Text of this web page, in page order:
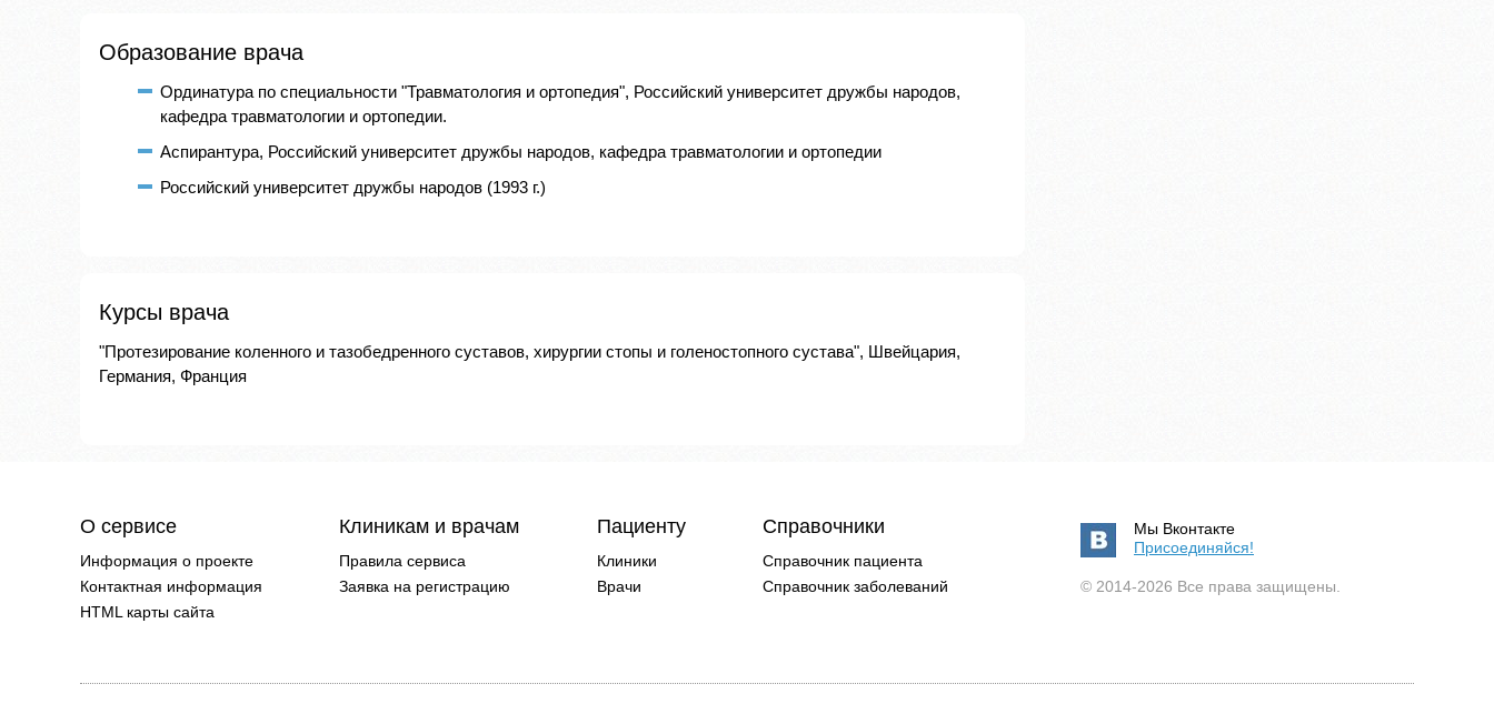
Образование врача
Ординатура по специальности "Травматология и ортопедия", Российский университет дружбы народов,
кафедра травматологии и ортопедии.
Аспирантура, Российский университет дружбы народов, кафедра травматологии и ортопедии
Российский университет дружбы народов (1993 г.)
Курсы врача
"Протезирование коленного и тазобедренного суставов, хирургии стопы и голеностопного сустава", Швейцария,
Германия, Франция
О сервисе
Информация о проекте
Контактная информация
HTML карты сайта
Клиникам и врачам
Правила сервиса
Заявка на регистрацию
Пациенту
Клиники
Врачи
Справочники
Справочник пациента
Справочник заболеваний
Мы Вконтакте
Присоединяйся!
© 2014-2026 Все права защищены.